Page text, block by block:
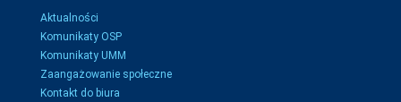
Aktualności
Komunikaty OSP
Komunikaty UMM
Zaangażowanie społeczne
Kontakt do biura